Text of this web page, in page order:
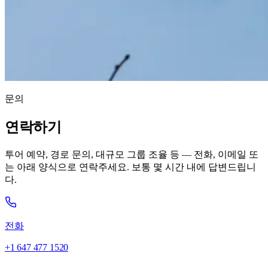
문의
연락하기
투어 예약, 경로 문의, 대규모 그룹 조율 등 — 전화, 이메일 또
는 아래 양식으로 연락주세요. 보통 몇 시간 내에 답변드립니
다.
전화
+1 647 477 1520